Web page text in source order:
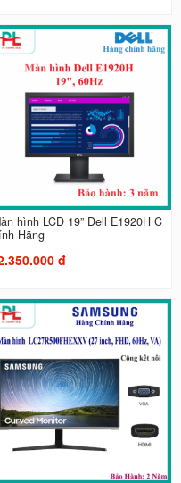
hình LCD 19” Dell E1920H C
Hãng
đ